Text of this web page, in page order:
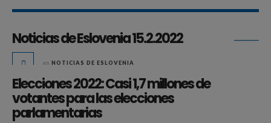
Noticias de Eslovenia 15.2.2022
en NOTICIAS DE ESLOVENIA
Elecciones 2022: Casi 1,7 millones de
votantes para las elecciones
parlamentarias